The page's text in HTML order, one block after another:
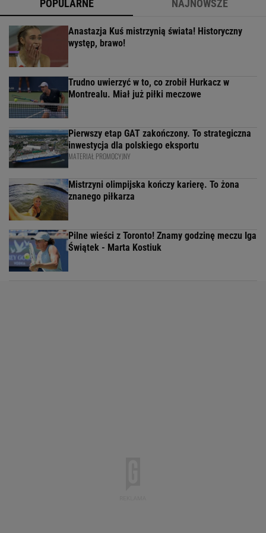
POPULARNE NAJNOWSZE
Anastazja Kuś mistrzynią świata! Historyczny
występ, brawo!
Trudno uwierzyć w to, co zrobił Hurkacz w
Montrealu. Miał już piłki meczowe
Pierwszy etap GAT zakończony. To strategiczna
inwestycja dla polskiego eksportu
MATERIAŁ PROMOCYJNY
Mistrzyni olimpijska kończy karierę. To żona
znanego piłkarza
Pilne wieści z Toronto! Znamy godzinę meczu Iga
Świątek - Marta Kostiuk